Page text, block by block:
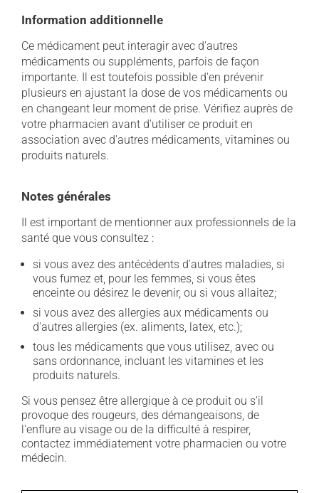
Information additionnelle
Ce médicament peut interagir avec d'autres
médicaments ou suppléments, parfois de façon
importante. Il est toutefois possible d'en prévenir
plusieurs en ajustant la dose de vos médicaments ou
en changeant leur moment de prise. Vérifiez auprès de
votre pharmacien avant d'utiliser ce produit en
association avec d'autres médicaments, vitamines ou
produits naturels.
Notes générales
Il est important de mentionner aux professionnels de la
santé que vous consultez :
si vous avez des antécédents d'autres maladies, si
vous fumez et, pour les femmes, si vous êtes
enceinte ou désirez le devenir, ou si vous allaitez;
si vous avez des allergies aux médicaments ou
d'autres allergies (ex. aliments, latex, etc.);
tous les médicaments que vous utilisez, avec ou
sans ordonnance, incluant les vitamines et les
produits naturels.
Si vous pensez être allergique à ce produit ou s'il
provoque des rougeurs, des démangeaisons, de
l'enflure au visage ou de la difficulté à respirer,
contactez immédiatement votre pharmacien ou votre
médecin.